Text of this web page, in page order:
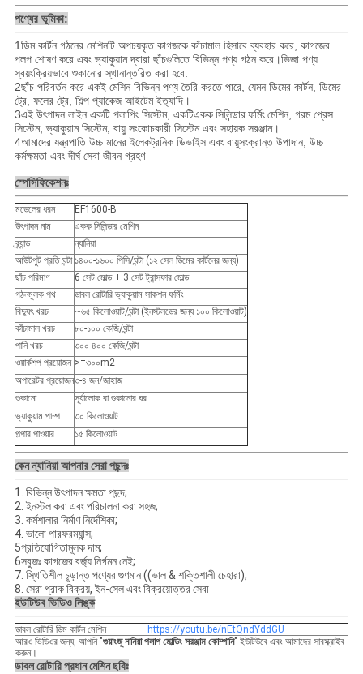
পণ্যের ভূমিকা:
1ডিম কার্টন গঠনের মেশিনটি অপচয়কৃত কাগজকে কাঁচামাল হিসাবে ব্যবহার করে, কাগজের
পলপ শোষণ করে এবং ভ্যাকুয়াম দ্বারা ছাঁচগুলিতে বিভিন্ন পণ্য গঠন করে।ভিজা পণ্য
স্বয়ংক্রিয়ভাবে শুকানোর স্থানান্তরিত করা হবে.
2ছাঁচ পরিবর্তন করে একই মেশিন বিভিন্ন পণ্য তৈরি করতে পারে, যেমন ডিমের কার্টন, ডিমের
ট্রে, ফলের ট্রে, শিল্প প্যাকেজ আইটেম ইত্যাদি।
3এই উৎপাদন লাইন একটি পলাপিং সিস্টেম, একটিএকক সিলিন্ডার ফর্মিং মেশিন, গরম প্রেস
সিস্টেম, ভ্যাকুয়াম সিস্টেম, বায়ু সংকোচকারী সিস্টেম এবং সহায়ক সরঞ্জাম।
4আমাদের যন্ত্রপাতি উচ্চ মানের ইলেকট্রনিক ডিভাইস এবং বায়ুসংক্রান্ত উপাদান, উচ্চ
কর্মক্ষমতা এবং দীর্ঘ সেবা জীবন গ্রহণ
স্পেসিফিকেশনঃ
মডেলের ধরন
EF1600-B
উৎপাদন নাম
একক সিলিন্ডার মেশিন
ব্র্যান্ড
ন্যানিয়া
আউটপুট প্রতি ঘন্টা ১৪০০-১৬০০ পিসি/ঘন্টা (১২ সেল ডিমের কার্টনের জন্য)
ছাঁচ পরিমাণ
6 সেট মোল্ড + 3 সেট ট্রান্সফার মোল্ড
গঠনমূলক পথ
ডাবল রোটারি ভ্যাকুয়াম সাকশন ফর্মিং
বিদ্যুৎ খরচ
~৬৫ কিলোওয়াট/ঘন্টা (ইনস্টলডের জন্য ১০০ কিলোওয়াট)
কাঁচামাল খরচ
৮০-১০০ কেজি/ঘন্টা
পানি খরচ
৩০০-৪০০ কেজি/ঘন্টা
ওয়ার্কশপ প্রয়োজন >=৩০০m2
অপারেটর প্রয়োজন৩-৪ জন/জাহাজ
শুকানো
সূর্যালোক বা শুকানোর ঘর
ভ্যাকুয়াম পাম্প
৩০ কিলোওয়াট
পল্পার পাওয়ার
১৫ কিলোওয়াট
কেন ন্যানিয়া আপনার সেরা পছন্দঃ
1. বিভিন্ন উৎপাদন ক্ষমতা পছন্দ;
2. ইনস্টল করা এবং পরিচালনা করা সহজ;
3. কর্মশালার নির্মাণ নির্দেশিকা;
4. ভালো পারফরম্যান্স;
5প্রতিযোগিতামূলক দাম;
6সবুজঃ কাগজের বর্জ্য নির্গমন নেই;
7. স্থিতিশীল চূড়ান্ত পণ্যের গুণমান ((ভাল & শক্তিশালী চেহারা);
8. সেরা প্রাক বিক্রয়, ইন-সেল এবং বিক্রয়োত্তর সেবা
ইউটিউব ভিডিও লিঙ্ক
ডাবল রোটারি ডিম কার্টন মেশিন
https://youtu.be/nEtQndYddGU
আরও ভিডিওর জন্য, আপনি "গুয়াংজু নানিয়া পলাপ মোল্ডিং সরঞ্জাম কোম্পানি" ইউটিউবে এবং আমাদের সাবস্ক্রাইব
করুন।
ডাবল রোটারি প্রধান মেশিন ছবিঃ